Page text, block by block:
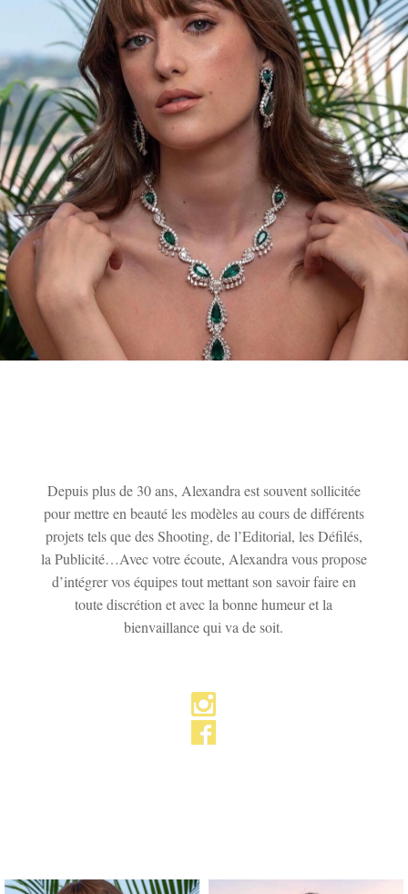
Depuis plus de 30 ans, Alexandra est souvent sollicitée
pour mettre en beauté les modèles au cours de différents
projets tels que des Shooting, de l’Editorial, les Défilés,
la Publicité…Avec votre écoute, Alexandra vous propose
d’intégrer vos équipes tout mettant son savoir faire en
toute discrétion et avec la bonne humeur et la
bienvaillance qui va de soit.